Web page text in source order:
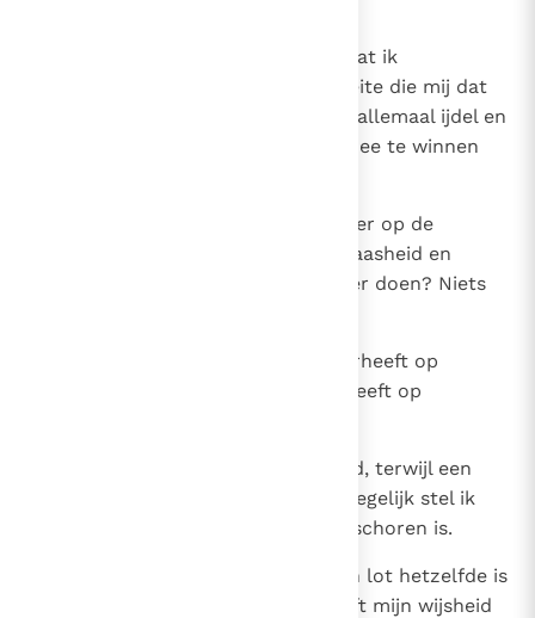
Maar toen ik terugzag op alles wat ik
gepresteerd had en op al de moeite die mij dat
gekost had, stelde ik vast: het is allemaal ijdel en
grijpen naar wind. Er valt niets mee te winnen
Toen richtte ik mijn aandacht weer op de
wijsheid en vergeleek ze met dwaasheid en
onverstand. Wat kan een opvolger doen? Niets
Ik weet wel dat wijsheid iets voorheeft op
dwaasheid, zoals licht iets voorheeft op
een wijze heeft ogen in zijn hoofd, terwijl een
dwaas in het duister tast. Maar tegelijk stel ik
vast dat beiden eenzelfde lot beschoren is.
Daarom zei ik bij mezelf: Als mijn lot hetzelfde is
als dat van een dwaas, waar heeft mijn wijsheid